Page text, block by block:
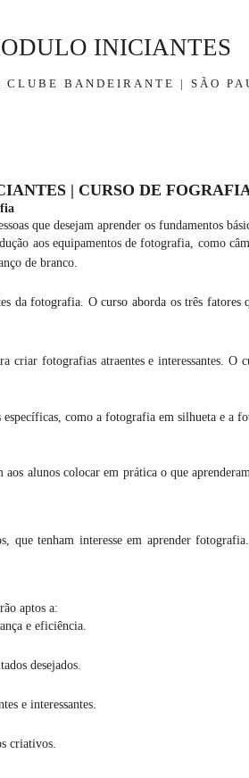
CLUBE BANDEIRANTE | SÃO
INICIANTES
| CURSO DE
que desejam aprender os fundamentos
aos equipamentos de fotografia, como
de branco.
da fotografia. O curso aborda os três
criar fotografias atraentes e interessantes.
como a fotografia em silhueta e a
alunos colocar em prática o que
que tenham interesse em aprender
aptos a:
e eficiência.
desejados.
e interessantes.
criativos.